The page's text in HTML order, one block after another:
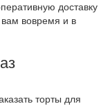
доставку
вовремя и в
торты для